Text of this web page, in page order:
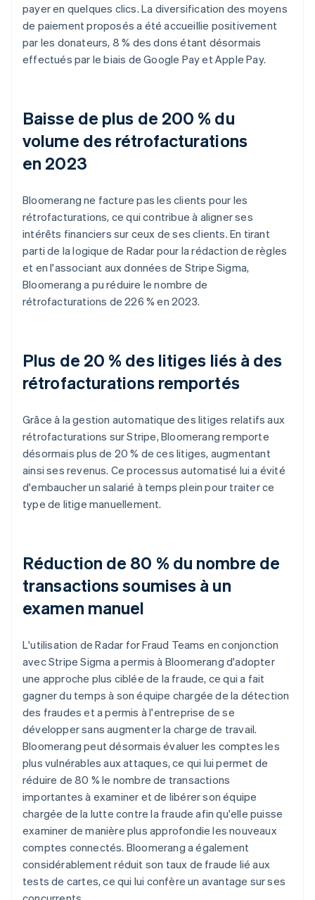
payer en quelques clics. La diversification des moyens
de paiement proposés a été accueillie positivement
par les donateurs, 8 % des dons étant désormais
effectués par le biais de Google Pay et Apple Pay.
Baisse de plus de 200 % du
volume des rétrofacturations
en 2023
Bloomerang ne facture pas les clients pour les
rétrofacturations, ce qui contribue à aligner ses
intérêts financiers sur ceux de ses clients. En tirant
parti de la logique de Radar pour la rédaction de règles
et en l'associant aux données de Stripe Sigma,
Bloomerang a pu réduire le nombre de
rétrofacturations de 226 % en 2023.
Plus de 20 % des litiges liés à des
rétrofacturations remportés
Grâce à la gestion automatique des litiges relatifs aux
rétrofacturations sur Stripe, Bloomerang remporte
désormais plus de 20 % de ces litiges, augmentant
ainsi ses revenus. Ce processus automatisé lui a évité
d'embaucher un salarié à temps plein pour traiter ce
type de litige manuellement.
Réduction de 80 % du nombre de
transactions soumises à un
examen manuel
L'utilisation de Radar for Fraud Teams en conjonction
avec Stripe Sigma a permis à Bloomerang d'adopter
une approche plus ciblée de la fraude, ce qui a fait
gagner du temps à son équipe chargée de la détection
des fraudes et a permis à l'entreprise de se
développer sans augmenter la charge de travail.
Bloomerang peut désormais évaluer les comptes les
plus vulnérables aux attaques, ce qui lui permet de
réduire de 80 % le nombre de transactions
importantes à examiner et de libérer son équipe
chargée de la lutte contre la fraude afin qu'elle puisse
examiner de manière plus approfondie les nouveaux
comptes connectés. Bloomerang a également
considérablement réduit son taux de fraude lié aux
tests de cartes, ce qui lui confère un avantage sur ses